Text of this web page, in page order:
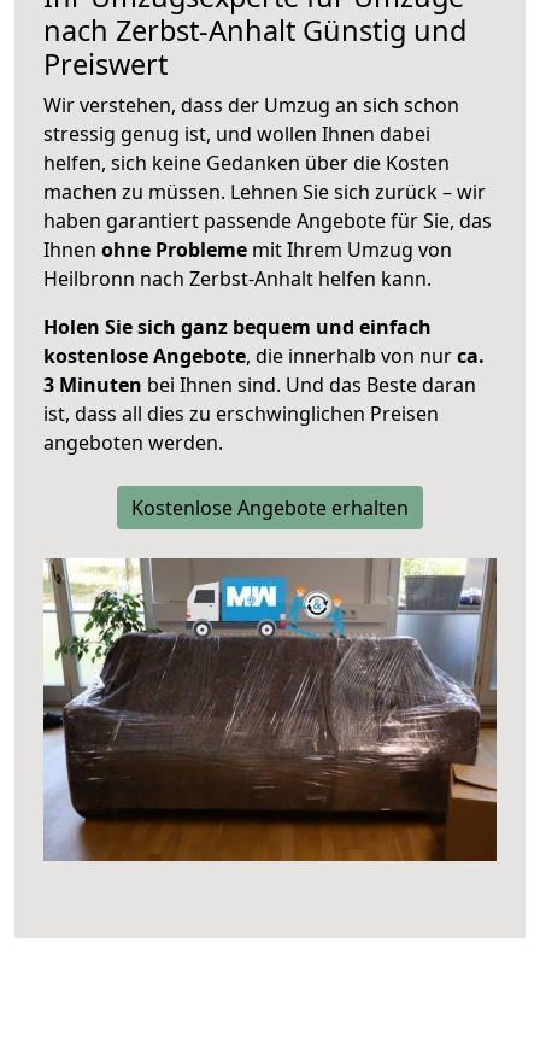
nach Zerbst-Anhalt Günstig und
Preiswert
Wir verstehen, dass der Umzug an sich schon
stressig genug ist, und wollen Ihnen dabei
helfen, sich keine Gedanken über die Kosten
machen zu müssen. Lehnen Sie sich zurück – wir
haben garantiert passende Angebote für Sie, das
Ihnen ohne Probleme mit Ihrem Umzug von
Heilbronn nach Zerbst-Anhalt helfen kann.
Holen Sie sich ganz bequem und einfach
kostenlose Angebote, die innerhalb von nurca.
3 Minuten bei Ihnen sind. Und das Beste daran
ist, dass all dies zu erschwinglichen Preisen
angeboten werden.
Kostenlose Angebote erhalten